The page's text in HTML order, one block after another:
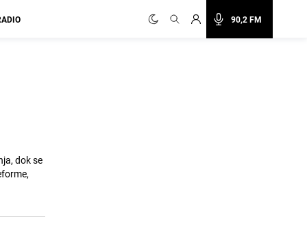
90,2 FM
dok se